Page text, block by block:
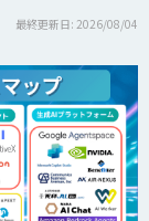
最終更新日: 2026/08/04